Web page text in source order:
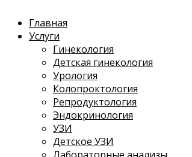
Главная
Услуги
Гинекология
Детская гинекология
Урология
Колопроктология
Репродуктология
Эндокринология
УЗИ
Детское УЗИ